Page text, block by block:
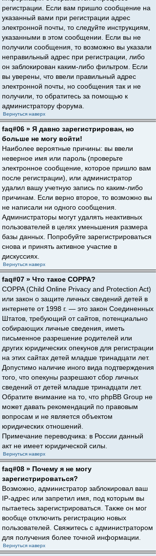
регистрации. Если вам пришло сообщение на
указанный вами при регистрации адрес
электронной почты, то следуйте инструкциям,
указанными в этом сообщении. Если вы не
получили сообщения, то возможно вы указали
неправильный адрес при регистрации, либо
он заблокирован каким-либо фильтром. Если
вы уверены, что ввели правильный адрес
электронной почты, но сообщения так и не
получили, то обратитесь за помощью к
администратору форума.
Вернуться наверх
faq#06 » Я давно зарегистрирован, но
больше не могу войти!
Наиболее вероятные причины: вы ввели
неверное имя или пароль (проверьте
электронное сообщение, которое пришло вам
после регистрации), или администратор
удалил вашу учетную запись по каким-либо
причинам. Если верно второе, то возможно вы
не написали ни одного сообщения.
Администраторы могут удалять неактивных
пользователей в целях уменьшения размера
базы данных. Попробуйте зарегистрироваться
снова и принять активное участие в
дискуссиях.
Вернуться наверх
faq#07 » Что такое COPPA?
COPPA (Child Online Privacy and Protection Act)
или закон о защите личных сведений детей в
интернете от 1998 г. — это закон Соединенных
Штатов, требующий от сайтов, потенциально
собирающих личные сведения, иметь
письменное разрешение родителей или
других юридических опекунов для регистрации
на этих сайтах детей младше тринадцати лет.
Допустимо наличие иного вида подтверждения
того, что опекуны разрешают сбор личных
сведений от детей младше тринадцати лет.
Обратите внимание на то, что phpBB Group не
может давать рекомендаций по правовым
вопросам и не является объектом
юридических отношений.
Примечание переводчика: в России данный
акт не имеет юридической силы.
Вернуться наверх
faq#08 » Почему я не могу
зарегистрироваться?
Возможно, администратор заблокировал ваш
IP-адрес или запретил имя, под которым вы
пытаетесь зарегистрироваться. Также он мог
вообще отключить регистрацию новых
пользователей. Свяжитесь с администратором
для получения более точной информации.
Вернуться наверх